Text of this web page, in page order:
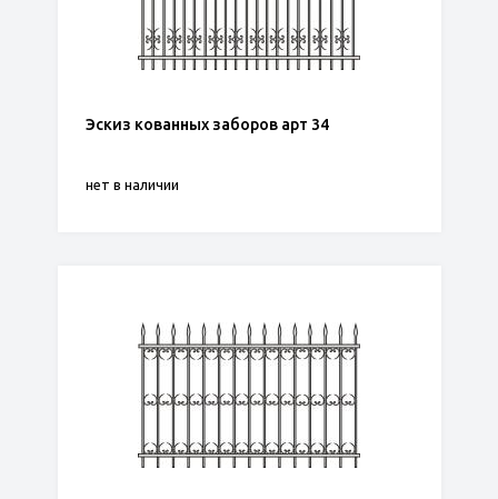
Эскиз кованных заборов арт 34
нет в наличии